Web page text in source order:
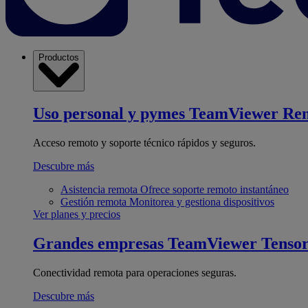
Productos
Uso personal y pymes TeamViewer
Acceso remoto y soporte técnico rápidos y seguros.
Descubre más
Asistencia remota Ofrece soporte remoto instantáneo
Gestión remota Monitorea y gestiona dispositivos
Ver planes y precios
Grandes empresas TeamViewer Tensor
Conectividad remota para operaciones seguras.
Descubre más